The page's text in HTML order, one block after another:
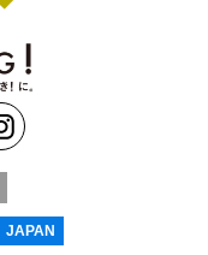
JAPAN